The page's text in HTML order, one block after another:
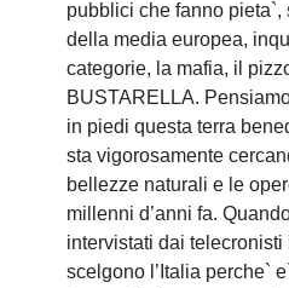
pubblici che fanno
della media europea,
categorie, la mafia, il
BUSTARELLA.
in piedi questa terra
sta vigorosamente
bellezze naturali e le
millenni d’anni fa.
intervistati dai
scelgono l’Italia perche`